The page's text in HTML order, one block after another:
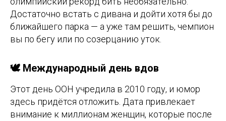
Достаточно встать с дивана и дойти хотя бы до
ближайшего парка — а уже там решить, чемпион
вы по бегу или по созерцанию уток.
🕊️ Международный день вдов
Этот день ООН учредила в 2010 году, и юмор
здесь придётся отложить. Дата привлекает
внимание к миллионам женщин, которые после